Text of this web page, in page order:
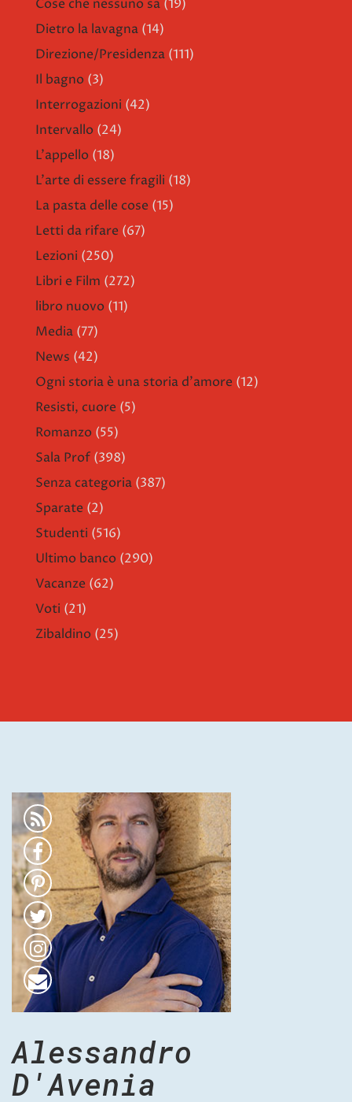
Cose che nessuno sa (19)
Dietro la lavagna (14)
Direzione/Presidenza (111)
Il bagno (3)
Interrogazioni (42)
Intervallo (24)
L'appello (18)
L'arte di essere fragili (18)
La pasta delle cose (15)
Letti da rifare (67)
Lezioni (250)
Libri e Film (272)
libro nuovo (11)
Media (77)
News (42)
Ogni storia è una storia d'amore (12)
Resisti, cuore (5)
Romanzo (55)
Sala Prof (398)
Senza categoria (387)
Sparate (2)
Studenti (516)
Ultimo banco (290)
Vacanze (62)
Voti (21)
Zibaldino (25)
Alessandro
D'Avenia